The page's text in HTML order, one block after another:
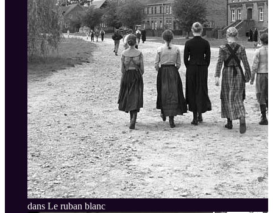
dans Le ruban blanc